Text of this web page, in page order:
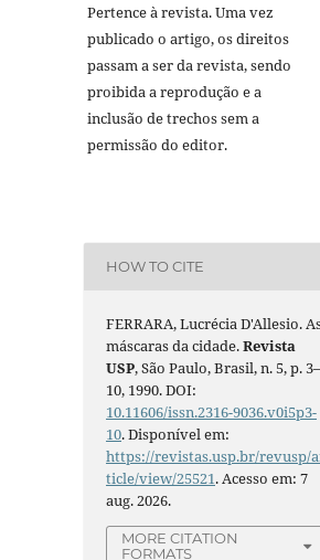
Pertence à revista. Uma vez
publicado o artigo, os direitos
passam a ser da revista, sendo
proibida a reprodução e a
inclusão de trechos sem a
permissão do editor.
HOW TO CITE
FERRARA, Lucrécia D'Allesio.
máscaras da cidade.Revista
USP, São Paulo, Brasil, n. 5, p.
10, 1990. DOI:
10.11606/issn.2316-9036.v0i5p3-
10. Disponível em:
https://revistas.usp.br/revusp/
ticle/view/25521. Acesso em: 7
aug. 2026.
MORE CITATION
FORMATS